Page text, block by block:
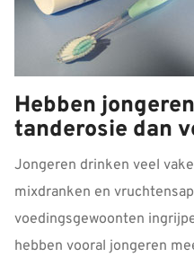
Hebben
tanderosie dan
Jongeren drinken veel
mixdranken en
voedingsgewoonten
hebben vooral jongeren